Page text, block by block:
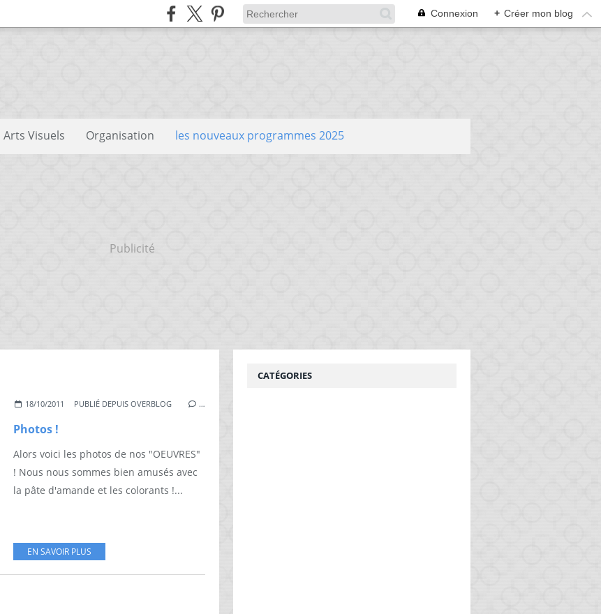
Connexion + Créer mon blog
Arts Visuels Organisation les nouveaux programmes 2025
Publicité
18/10/2011 PUBLIÉ DEPUIS OVERBLOG …
Photos !
Alors voici les photos de nos "OEUVRES"
! Nous nous sommes bien amusés avec
la pâte d'amande et les colorants !...
EN SAVOIR PLUS
CATÉGORIES